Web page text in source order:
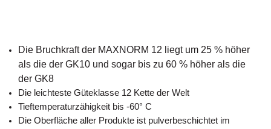
Die Bruchkraft der MAXNORM 12 liegt um 25 % höher
als die der GK10 und sogar bis zu 60 % höher als die
der GK8
Die leichteste Güteklasse 12 Kette der Welt
Tieftemperaturzähigkeit bis -60° C
Die Oberfläche aller Produkte ist pulverbeschichtet im